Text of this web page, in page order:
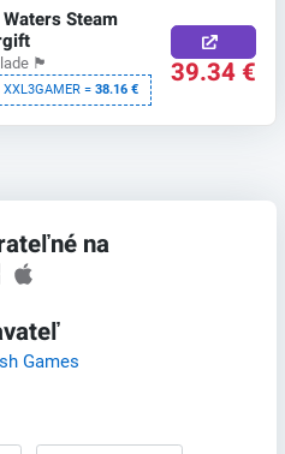
Steam
🏴
XXL3GAMER =38.16 € 39.34 €
na
Games